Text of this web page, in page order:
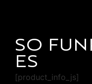
SO
ES
[product_info_js]